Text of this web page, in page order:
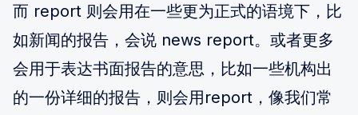
而 report 则会用在一些更为正式的语境下，比
如新闻的报告，会说 news report。或者更多
会用于表达书面报告的意思，比如一些机构出
的一份详细的报告，则会用report，像我们常